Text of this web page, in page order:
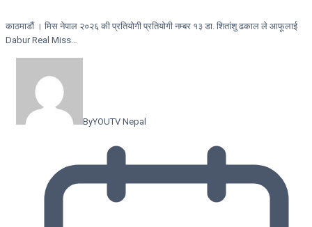
काठमाडौं । मिस नेपाल २०२६ की प्रतियोगी प्रतियोगी नम्बर १३ डा. शितांशु ढकाल ले आफूलाई
Dabur Real Miss…
ByYOUTV Nepal